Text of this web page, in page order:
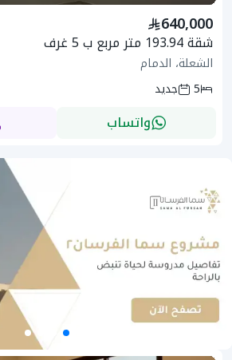
640,000
شقة 193.94 متر مربع ب 5 غرف
الشعلة، الدمام
5
جديد
واتساب